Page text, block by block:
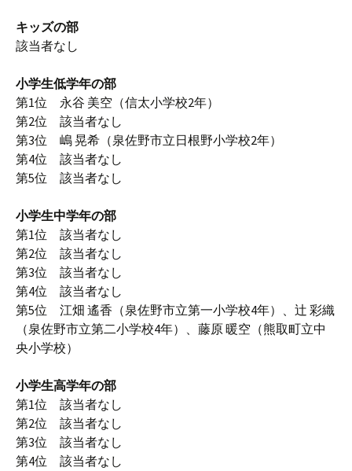
キッズの部
該当者なし
小学生低学年の部
第1位 永谷 美空（信太小学校2年）
第2位 該当者なし
第3位 嶋 晃希（泉佐野市立日根野小学校2年）
第4位 該当者なし
第5位 該当者なし
小学生中学年の部
第1位 該当者なし
第2位 該当者なし
第3位 該当者なし
第4位 該当者なし
第5位 江畑 遙香（泉佐野市立第一小学校4年）、辻 彩織
（泉佐野市立第二小学校4年）、藤原 暖空（熊取町立中
央小学校）
小学生高学年の部
第1位 該当者なし
第2位 該当者なし
第3位 該当者なし
第4位 該当者なし